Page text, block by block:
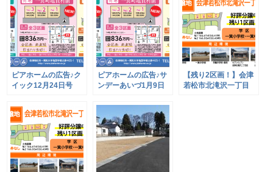
ピアホームの広告♪ク
イック12月24日号
ピアホームの広告♪サ
ンデーあいづ1月9日
【残り2区画！】会津
若松市北滝沢一丁目